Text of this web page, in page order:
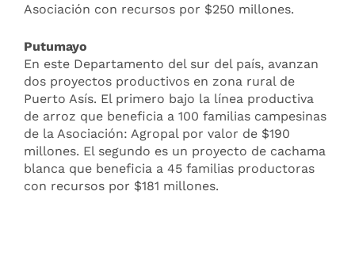
Asociación con recursos por $250 millones.
Putumayo
En este Departamento del sur del país, avanzan
dos proyectos productivos en zona rural de
Puerto Asís. El primero bajo la línea productiva
de arroz que beneficia a 100 familias campesinas
de la Asociación: Agropal por valor de $190
millones. El segundo es un proyecto de cachama
blanca que beneficia a 45 familias productoras
con recursos por $181 millones.